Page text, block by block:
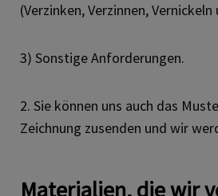
(Verzinken, Verzinnen, Vernickeln
3) Sonstige Anforderungen.
2. Sie können uns auch das
Zeichnung zusenden und wir
Materialien, die wir